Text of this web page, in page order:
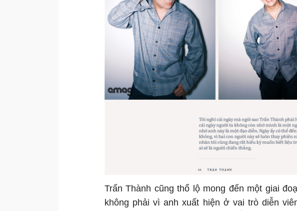
Trấn Thành cũng thổ lộ mong đến một giai
không phải vì anh xuất hiện ở vai trò diễn